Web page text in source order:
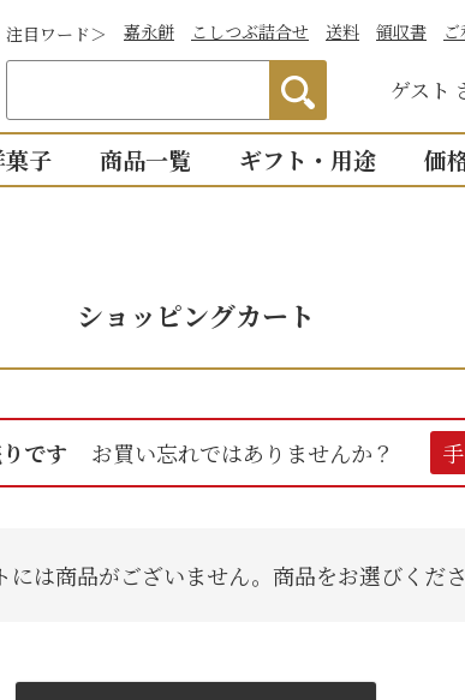
注目ワード＞ 嘉永餅 こしつぶ詰合せ 送料 領収書
ゲスト
8個入り
16個入り
ついつい
詰合せ16個入
こし・つぶ各8個
菓子 商品一覧
全商品一覧
ギフト・用途
出産祝い
誕生日・長寿のお祝い
その他のお祝い
お盆
手土産
価
ショッピングカート
です お買い忘れではありませんか？
には商品がございません。商品をお選びくださ